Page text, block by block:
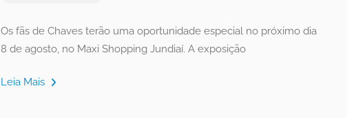
Os fãs de Chaves terão uma oportunidade especial no próximo dia
8 de agosto, no Maxi Shopping Jundiaí. A exposição
Leia Mais